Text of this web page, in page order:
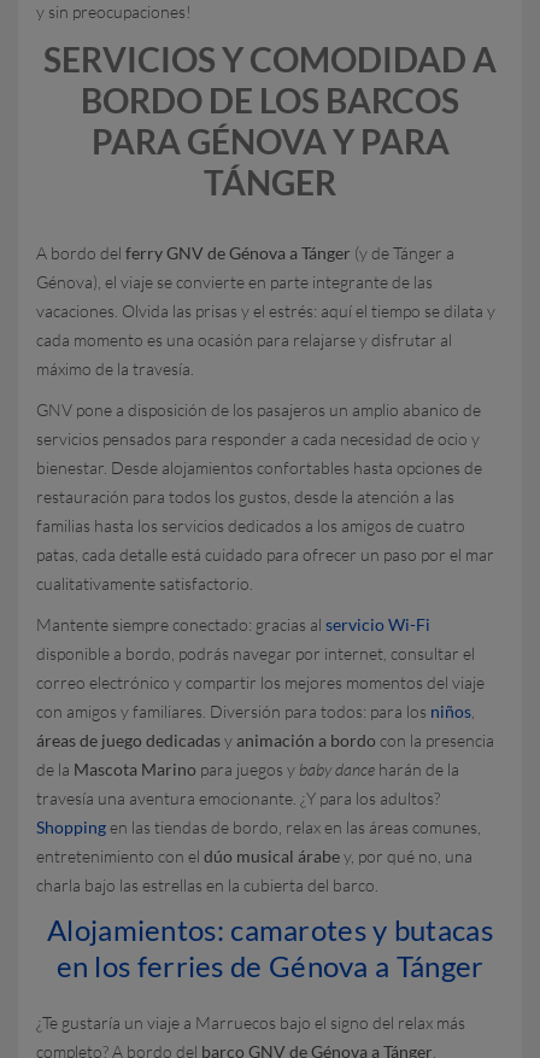
y sin preocupaciones!
SERVICIOS Y COMODIDAD A
BORDO DE LOS BARCOS
PARA GÉNOVA Y PARA
TÁNGER
A bordo del ferry GNV de Génova a Tánger (y de Tánger a
Génova), el viaje se convierte en parte integrante de las
vacaciones. Olvida las prisas y el estrés: aquí el tiempo se dilata y
cada momento es una ocasión para relajarse y disfrutar al
máximo de la travesía.
GNV pone a disposición de los pasajeros un amplio abanico de
servicios pensados para responder a cada necesidad de ocio y
bienestar. Desde alojamientos confortables hasta opciones de
restauración para todos los gustos, desde la atención a las
familias hasta los servicios dedicados a los amigos de cuatro
patas, cada detalle está cuidado para ofrecer un paso por el mar
cualitativamente satisfactorio.
Mantente siempre conectado: gracias al servicio Wi-Fi
disponible a bordo, podrás navegar por internet, consultar el
correo electrónico y compartir los mejores momentos del viaje
con amigos y familiares. Diversión para todos: para los niños
áreas de juego dedicadasyanimación a bordo con la presencia
de la Mascota Marino para juegos y baby dance harán de la
travesía una aventura emocionante. ¿Y para los adultos?
Shoppingen las tiendas de bordo, relax en las áreas comunes,
entretenimiento con el dúo musical árabey, por qué no, una
charla bajo las estrellas en la cubierta del barco.
Alojamientos: camarotes y butacas
en los ferries de Génova a Tánger
¿Te gustaría un viaje a Marruecos bajo el signo del relax más
completo? A bordo del barco GNV de Génova a Tánger